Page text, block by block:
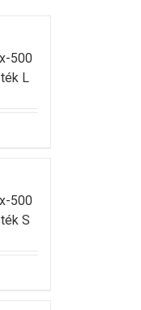
500
L
500
S